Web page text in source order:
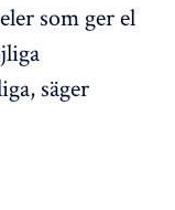
som ger el
säger